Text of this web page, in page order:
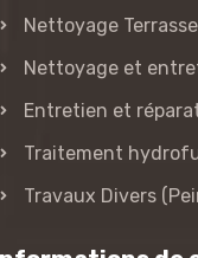
Nettoyage
Nettoyage et
Entretien et
Traitement
Travaux Divers